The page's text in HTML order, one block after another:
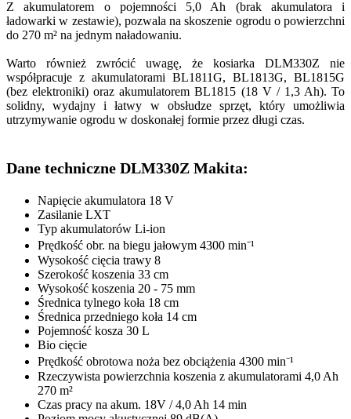
Z akumulatorem o pojemności 5,0 Ah (brak akumulatora i
ładowarki w zestawie), pozwala na skoszenie ogrodu o powierzchni
do 270 m² na jednym naładowaniu.
Warto również zwrócić uwagę, że kosiarka DLM330Z nie
współpracuje z akumulatorami BL1811G, BL1813G, BL1815G
(bez elektroniki) oraz akumulatorem BL1815 (18 V / 1,3 Ah). To
solidny, wydajny i łatwy w obsłudze sprzęt, który umożliwia
utrzymywanie ogrodu w doskonałej formie przez długi czas.
Dane techniczne DLM330Z Makita:
Napięcie akumulatora 18 V
Zasilanie LXT
Typ akumulatorów Li-ion
Prędkość obr. na biegu jałowym 4300 min⁻¹
Wysokość cięcia trawy 8
Szerokość koszenia 33 cm
Wysokość koszenia 20 - 75 mm
Średnica tylnego koła 18 cm
Średnica przedniego koła 14 cm
Pojemność kosza 30 L
Bio cięcie
Prędkość obrotowa noża bez obciążenia 4300 min⁻¹
Rzeczywista powierzchnia koszenia z akumulatorami 4,0 Ah
270 m²
Czas pracy na akum. 18V / 4,0 Ah 14 min